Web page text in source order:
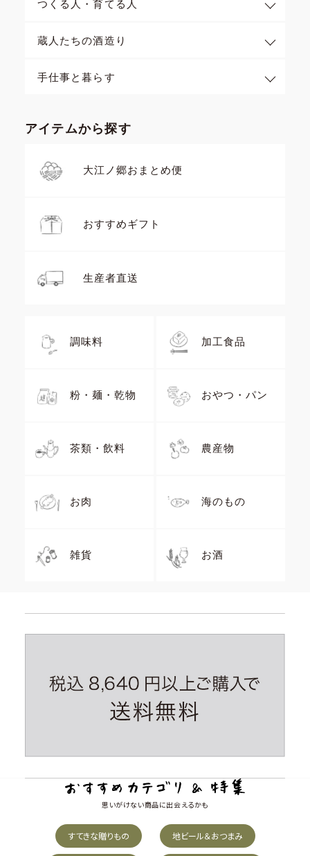
つくる人・育てる人
蔵人たちの酒造り
手仕事と暮らす
アイテムから探す
大江ノ郷おまとめ便
おすすめギフト
生産者直送
調味料 加工食品
粉・麺・乾物 おやつ・パン
茶類・飲料 農産物
お肉 海のもの
雑貨 お酒
思いがけない商品に出会えるかも
すてきな贈りもの 地ビール＆おつまみ